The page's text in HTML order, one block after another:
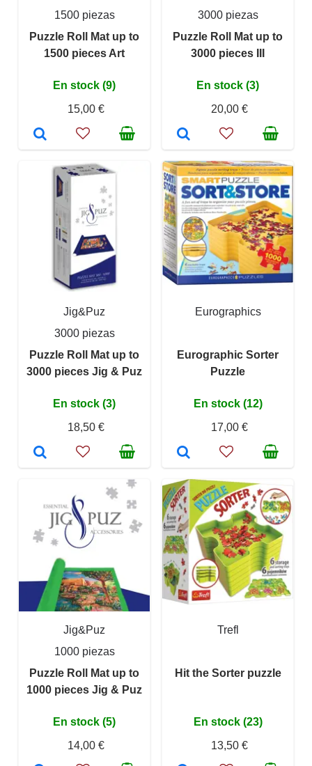
1500 piezas
Puzzle Roll Mat up to
1500 pieces Art
En stock (9)
15,00 €
3000 piezas
Puzzle Roll Mat up to
3000 pieces III
En stock (3)
20,00 €
Jig&Puz
3000 piezas
Puzzle Roll Mat up to
3000 pieces Jig & Puz
En stock (3)
18,50 €
Eurographics
Eurographic Sorter
Puzzle
En stock (12)
17,00 €
Jig&Puz
1000 piezas
Puzzle Roll Mat up to
1000 pieces Jig & Puz
En stock (5)
14,00 €
Trefl
Hit the Sorter puzzle
En stock (23)
13,50 €